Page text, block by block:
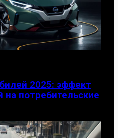
2025: эффект
на потребительские